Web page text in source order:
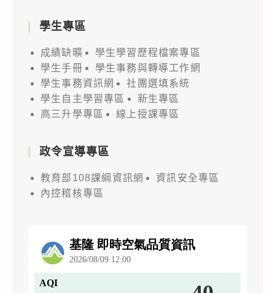
學生專區
成績缺曠
學生學習歷程檔案專區
學生手冊
學生事務與轉導工作網
學生事務資訊網
社團選填系統
學生自主學習專區
新生專區
高三升學專區
線上授課專區
政令宣導專區
教育部108課綱資訊網
資訊安全專區
內控稽核專區